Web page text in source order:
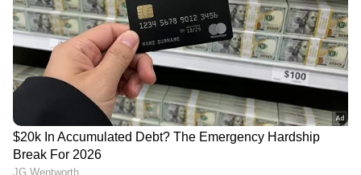
Read More -
അബുദബി
വിമാനത്താവളത്തില്‍ സിറ്റി ചെക്ക് ഇന്‍
സേവനത്തിന് നിരക്ക് ഇളവ് പ്രഖ്യാപിച്ചു